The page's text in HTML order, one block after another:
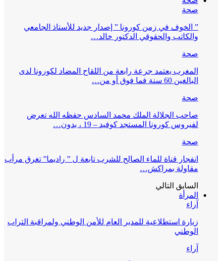
صحة
” الخوف في زمن كورونا ” إصدار جديد للأستاذ الجامعي
والكاتب والحقوقي الدكتور خالد…
صحة
المغرب يعتمد جرعة رابعة من اللقاح المضاد لكورونا لدى
البالغين 60 سنة فما فوق أو من…
صحة
صاحب الجلالة الملك محمد السادس حفظه الله تعرض
لفيروس كورونا المستجد كوفيد – 19 ، بدون…
صحة
انفجار قناة للماء الصالح للشرب تابعة ل ” راديما” تغرق مرأب
مقاولة بمراكش…
السابق التالي
المرأة
آراء
زيارة استطلاعية للمدير العام للأمن الوطني ولمراقبة التراب
الوطني
آراء